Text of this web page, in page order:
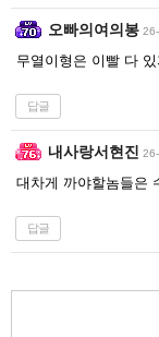
오빠의여의봉
무열이형은 이빨 다 있
답글
내사랑서현진
대차게 까야할놈들은
답글